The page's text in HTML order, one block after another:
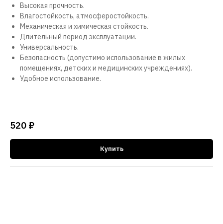
Высокая прочность.
Влагостойкость, атмосферостойкость.
Механическая и химическая стойкость.
Длительный период эксплуатации.
Универсальность.
Безопасность (допустимо использование в жилых
помещениях, детских и медицинских учреждениях).
Удобное использование.
520 ₽
Купить